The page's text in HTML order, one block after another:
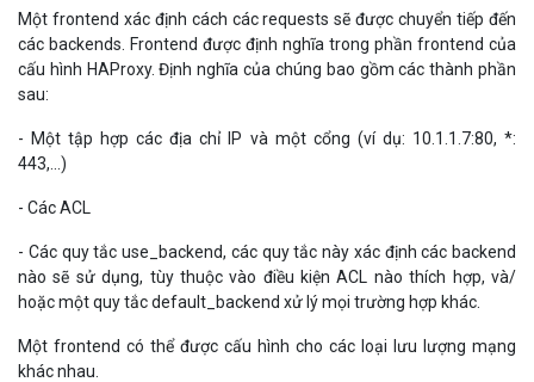
Một frontend xác định cách các requests sẽ được chuyển tiếp đến
các backends. Frontend được định nghĩa trong phần frontend của
cấu hình HAProxy. Định nghĩa của chúng bao gồm các thành phần
sau:
- Một tập hợp các địa chỉ IP và một cổng (ví dụ: 10.1.1.7:80, *:
443,...)
- Các ACL
- Các quy tắc use_backend, các quy tắc này xác định các backend
nào sẽ sử dụng, tùy thuộc vào điều kiện ACL nào thích hợp, và/
hoặc một quy tắc default_backend xử lý mọi trường hợp khác.
Một frontend có thể được cấu hình cho các loại lưu lượng mạng
khác nhau.